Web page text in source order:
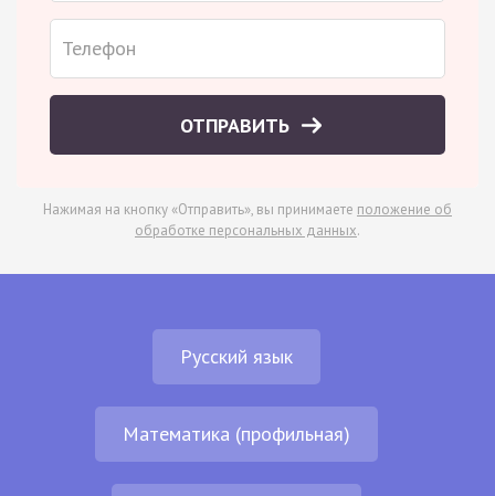
ОТПРАВИТЬ
Нажимая на кнопку «Отправить», вы принимаете положение об
обработке персональных данных.
Русский язык
Математика (профильная)